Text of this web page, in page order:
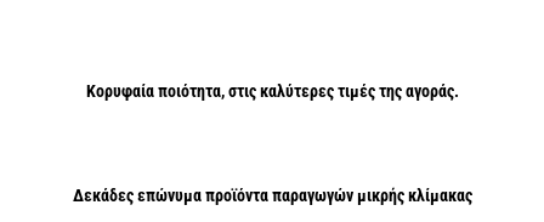
Κορυφαία ποιότητα, στις καλύτερες τιμές της αγοράς.
Δεκάδες επώνυμα προϊόντα παραγωγών μικρής κλίμακας